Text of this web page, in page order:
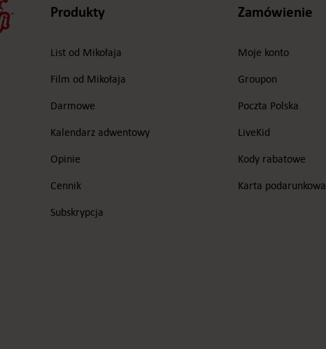
Produkty
List od Mikołaja
Film od Mikołaja
Darmowe
Kalendarz adwentowy
Opinie
Cennik
Subskrypcja
Zamówienie
Moje konto
Groupon
Poczta Polska
LiveKid
Kody rabatowe
Karta podarunkowa